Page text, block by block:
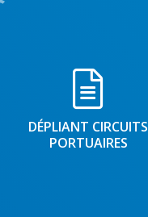
DÉPLIANT CIRCUITS
PORTUAIRES